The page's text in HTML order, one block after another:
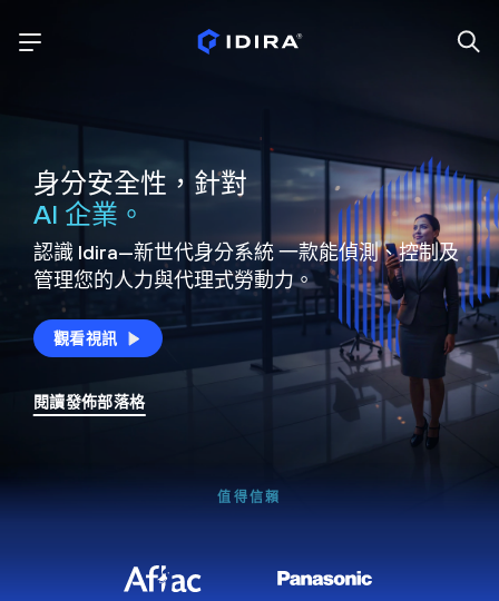
身分安全性，針對
AI 企業。
認識 Idira—新世代身分系統一款能偵測、控制及
管理您的人力與代理式勞動力。
觀看視訊
閱讀發佈部落格
值得信賴